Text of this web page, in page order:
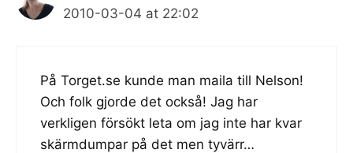
2010-03-04 at 22:02
På Torget.se kunde man maila till Nelson!
Och folk gjorde det också! Jag har
verkligen försökt leta om jag inte har kvar
skärmdumpar på det men tyvärr…